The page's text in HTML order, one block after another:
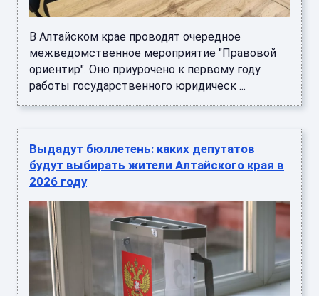
В Алтайском крае проводят очередное
межведомственное мероприятие "Правовой
ориентир". Оно приурочено к первому году
работы государственного юридическ ...
Выдадут бюллетень: каких депутатов
будут выбирать жители Алтайского края в
2026 году